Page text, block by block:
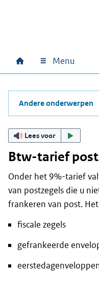
Hoofdnavigatie
Home Menu
Andere onderwerpen
Lees voor
Btw-tarief
Onder het 9%-tarief
van postzegels die u
frankeren van post.
fiscale zegels
gefrankeerde